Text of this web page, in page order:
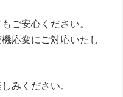
ご安心ください。
応変にご対応いたし
みください。